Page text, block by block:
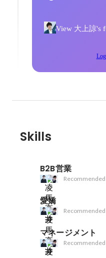
View 大上諒's
Skills
B2B営業
Recommended
愛嬌
Recommended
マネージメント
Recommended